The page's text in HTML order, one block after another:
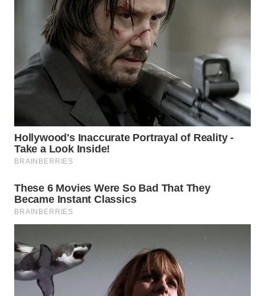
WAHANA
KONSUMEN
WAHANA
LISTRIK
WAHANA
TV
WAHANANEWS
ID
CO ID
WAHANANEWS
NET